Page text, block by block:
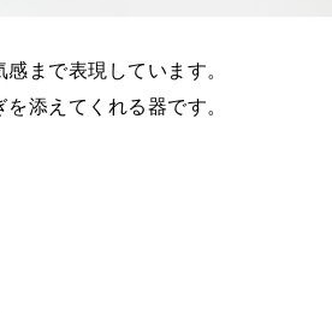
まで表現しています。
添えてくれる器です。